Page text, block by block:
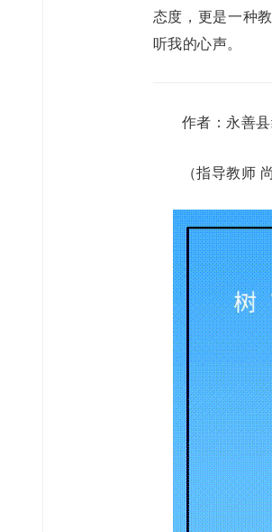
态度，更是一种
听我的心声。
作者：永善
（指导教师